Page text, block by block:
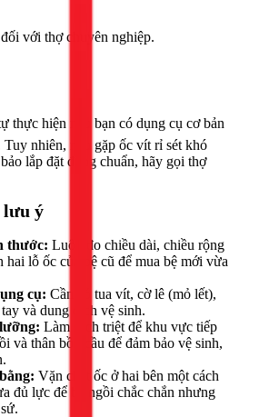
với thợ chuyên nghiệp.
thực hiện nếu bạn có dụng cụ cơ bản
Tuy nhiên, nếu gặp ốc vít rỉ sét khó
bảo lắp đặt đúng chuẩn, hãy gọi thợ
lưu ý
thước: Luôn đo chiều dài, chiều rộng
hai lỗ ốc của bệ cũ để mua bệ mới vừa
cụ: Cần có tua vít, cờ lê (mỏ lết),
tay và dung dịch vệ sinh.
Làm sạch triệt để khu vực tiếp
và thân bồn cầu để đảm bảo vệ sinh,
Vặn chặt ốc ở hai bên một cách
đủ lực để bệ ngồi chắc chắn nhưng